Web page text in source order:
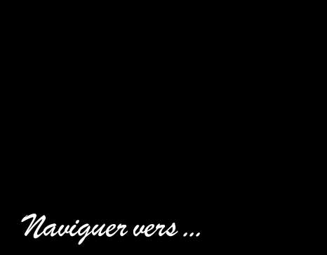
Naviguer vers ...